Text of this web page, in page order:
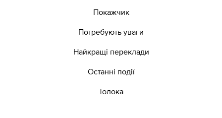
Покажчик
Потребують уваги
Найкращі переклади
Останні події
Толока